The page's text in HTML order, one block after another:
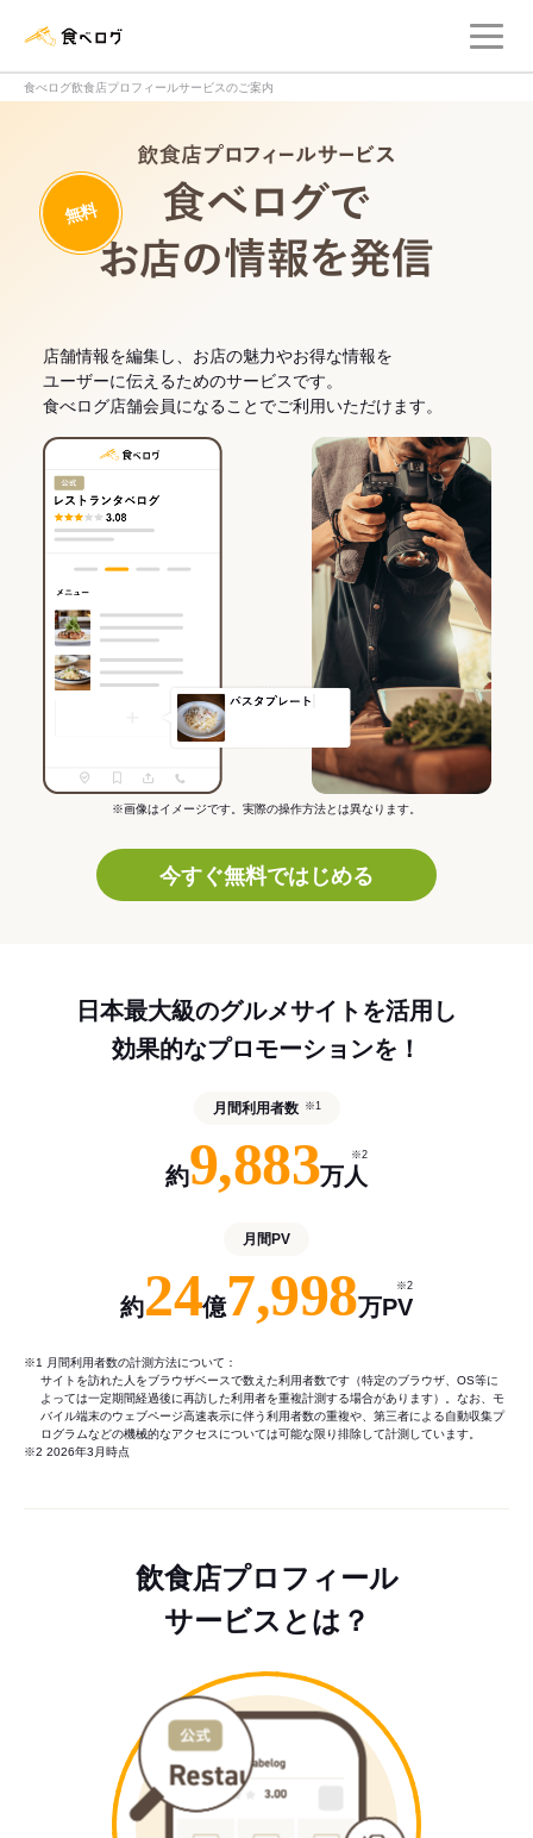
食べログ飲食店プロフィールサービスのご案内
無料
店舗情報を編集し、お店の魅力やお得な情報を
ユーザーに伝えるためのサービスです。
食べログ店舗会員になることでご利用いただけます。
※画像はイメージです。実際の操作方法とは異なります。
今すぐ無料ではじめる
日本最大級のグルメサイトを活用し
効果的なプロモーションを！
月間利用者数 ※1
約9,883万人
※2
月間PV
約24億7,998万PV
※2
※1 月間利用者数の計測方法について：
サイトを訪れた人をブラウザベースで数えた利用者数です（特定のブラウザ、OS等に
よっては一定期間経過後に再訪した利用者を重複計測する場合があります）。なお、モ
バイル端末のウェブページ高速表示に伴う利用者数の重複や、第三者による自動収集プ
ログラムなどの機械的なアクセスについては可能な限り排除して計測しています。
※2 2026年3月時点
飲食店プロフィール
サービスとは？